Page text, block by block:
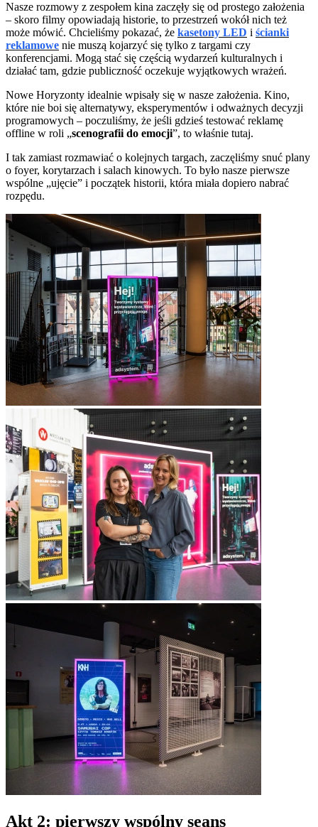
Nasze rozmowy z zespołem kina zaczęły się od prostego założenia
– skoro filmy opowiadają historie, to przestrzeń wokół nich też
może mówić. Chcieliśmy pokazać, że kasetony LED i ścianki
reklamowe nie muszą kojarzyć się tylko z targami czy
konferencjami. Mogą stać się częścią wydarzeń kulturalnych i
działać tam, gdzie publiczność oczekuje wyjątkowych wrażeń.
Nowe Horyzonty idealnie wpisały się w nasze założenia. Kino,
które nie boi się alternatywy, eksperymentów i odważnych decyzji
programowych – poczuliśmy, że jeśli gdzieś testować reklamę
offline w roli „scenografii do emocji”, to właśnie tutaj.
I tak zamiast rozmawiać o kolejnych targach, zaczęliśmy snuć plany
o foyer, korytarzach i salach kinowych. To było nasze pierwsze
wspólne „ujęcie” i początek historii, która miała dopiero nabrać
rozpędu.
Akt 2: pierwszy wspólny seans